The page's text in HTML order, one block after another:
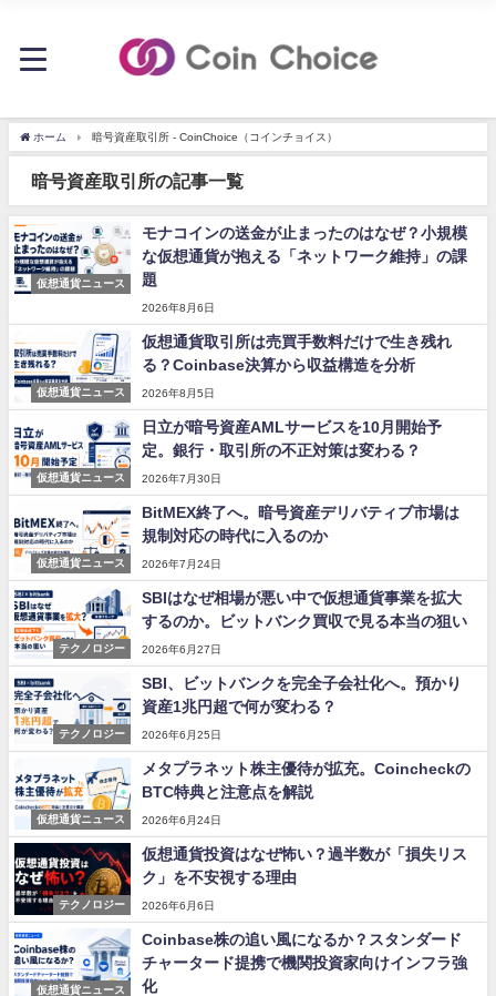
ホーム 暗号資産取引所 - CoinChoice（コインチョイス）
暗号資産取引所の記事一覧
仮想通貨ニュース
モナコインの送金が止まったのはなぜ？小規模
な仮想通貨が抱える「ネットワーク維持」の課
題
2026年8月6日
仮想通貨ニュース
仮想通貨取引所は売買手数料だけで生き残れ
る？Coinbase決算から収益構造を分析
2026年8月5日
仮想通貨ニュース
日立が暗号資産AMLサービスを10月開始予
定。銀行・取引所の不正対策は変わる？
2026年7月30日
仮想通貨ニュース
BitMEX終了へ。暗号資産デリバティブ市場は
規制対応の時代に入るのか
2026年7月24日
テクノロジー
SBIはなぜ相場が悪い中で仮想通貨事業を拡大
するのか。ビットバンク買収で見る本当の狙い
2026年6月27日
テクノロジー
SBI、ビットバンクを完全子会社化へ。預かり
資産1兆円超で何が変わる？
2026年6月25日
仮想通貨ニュース
メタプラネット株主優待が拡充。Coincheckの
BTC特典と注意点を解説
2026年6月24日
テクノロジー
仮想通貨投資はなぜ怖い？過半数が「損失リス
ク」を不安視する理由
2026年6月6日
仮想通貨ニュース
Coinbase株の追い風になるか？スタンダード
チャータード提携で機関投資家向けインフラ強
化